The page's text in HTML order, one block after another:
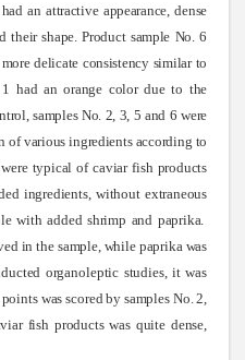
an attractive appearance, dense
their shape.Рroduct sample No. 6
delicate consistency similar to
had an orange color due to the
samples No. 2, 3, 5 and 6 were
of various ingredients according to
typical of caviar fish products
ingredients, without extraneous
with added shrimp and paprika.
in the sample, while paprika was
organoleptic studies, it was
was scored by samples No. 2,
fish products was quite dense,